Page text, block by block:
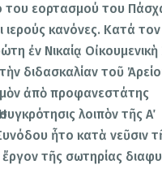
του εορτασμού του
ιερούς κανόνες. Κατά τον
ἐν Νικαίᾳ
διδασκαλίαν τοῦ
ἀπὸ προφανεστάτης
λοιπὸν τῆς Α΄
ἦτο κατὰ νεῦσιν
τῆς σωτηρίας